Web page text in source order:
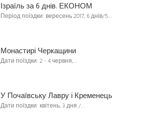
Ізраїль за 6 днів. ЕКОНОМ
Період поїздки: вересень 2017, 6 днів/5…
Монастирі Черкащини
Дати поїздки: 2 - 4 червня,…
У Почаївську Лавру і Кременець
Дати поїздки: квітень, 3 дня /…